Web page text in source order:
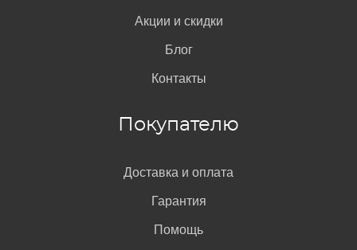
Акции и скидки
Блог
Контакты
Покупателю
Доставка и оплата
Гарантия
Помощь